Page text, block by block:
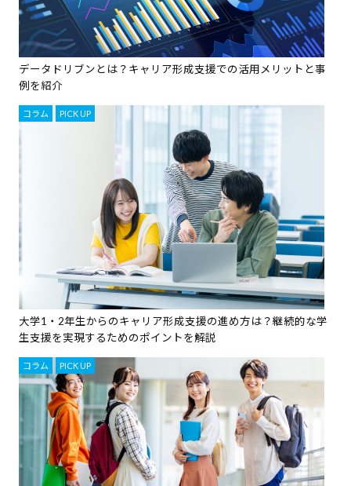
データドリブンとは？キャリア形成支援での活用メリットと事
例を紹介
コラム PICK UP
大学1・2年生からのキャリア形成支援の進め方は？継続的な学
生支援を実現するためのポイントを解説
コラム PICK UP